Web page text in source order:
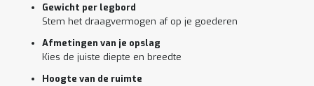
Gewicht per legbord
Stem het draagvermogen af op je goederen
Afmetingen van je opslag
Kies de juiste diepte en breedte
Hoogte van de ruimte